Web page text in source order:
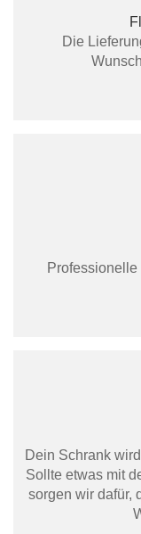
Die
Dein Schrank
Sollte etwas mit
sorgen wir dafür,